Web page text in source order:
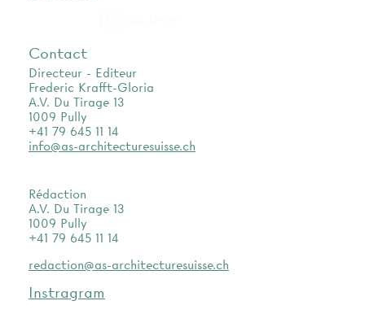
Contact
Directeur - Editeur
Frederic Krafft-Gloria
A.V. Du Tirage 13
1009 Pully
+41 79 645 11 14
info@as-architecturesuisse.ch
Rédaction
A.V. Du Tirage 13
1009 Pully
+41 79 645 11 14
redaction@as-architecturesuisse.ch
Instragram